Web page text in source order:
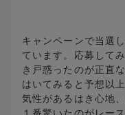
キャンペーンで当選
ています。応募して
き戸惑ったのが正直
はいてみると予想以
気性があるはき心地